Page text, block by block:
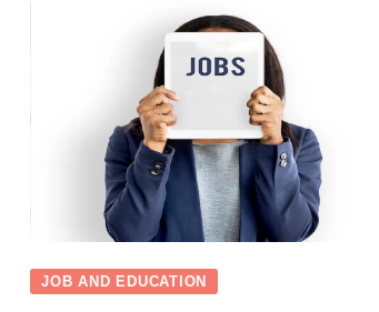
JOB AND EDUCATION